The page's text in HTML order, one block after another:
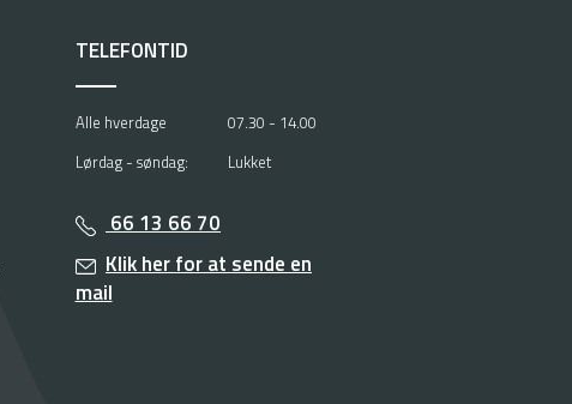
TELEFONTID
Alle hverdage
07.30 - 14.00
Lørdag - søndag:
Lukket
66 13 66 70
Klik her for at sende en
mail